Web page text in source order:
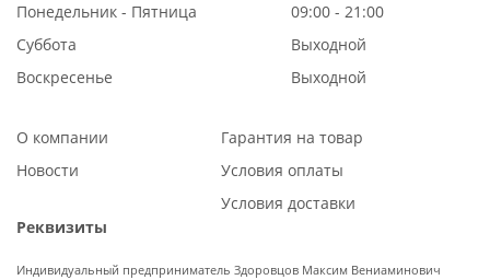
Понедельник - Пятница
09:00 - 21:00
Суббота
Выходной
Воскресенье
Выходной
О компании
Новости
Гарантия на товар
Условия оплаты
Условия доставки
Реквизиты
Индивидуальный предприниматель Здоровцов Максим Вениаминович